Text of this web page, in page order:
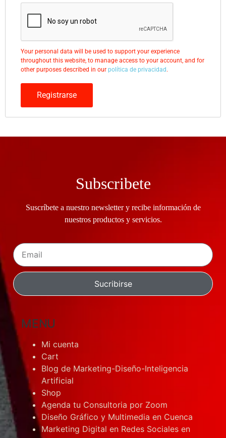
Your personal data will be used to support your experience
throughout this website, to manage access to your account, and for
other purposes described in our política de privacidad.
Registrarse
Subscribete
Suscríbete a nuestro newsletter y recibe información de
nuestros productos y servicios.
Sucribirse
MENU
Mi cuenta
Cart
Blog de Marketing-Diseño-Inteligencia
Artificial
Shop
Agenda tu Consultoria por Zoom
Diseño Gráfico y Multimedia en Cuenca
Marketing Digital en Redes Sociales en